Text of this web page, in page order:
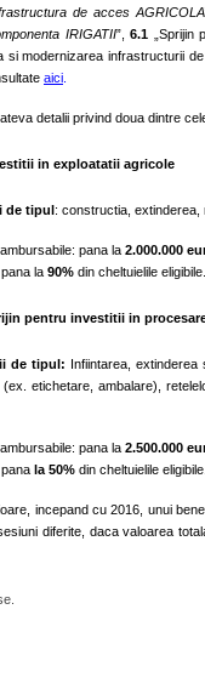
de acces AGRICOLA
IRIGATII”,6.1 „Sprijin
si modernizarea infrastructurii
aici
detalii privind doua dintre
in exploatatii agricole
de tipul: constructia, extinderea,
pana la 2.000.000
pana la 90% din cheltuielile eligibile.
pentru investitii in
de tipul: Infiintarea,
etichetare, ambalare),
pana la 2.500.000
pana la 50% din cheltuielile eligibile.
incepand cu 2016, unui
diferite, daca valoarea